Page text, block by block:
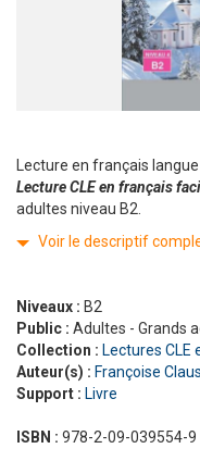
Lecture en français
Lecture CLE en français
adultes niveau B2.
Voir le descriptif
Niveaux : B2
Public : Adultes - Grands
Collection : Lectures CLE
Auteur(s) : Françoise
Support : Livre
ISBN : 978-2-09-039554-9